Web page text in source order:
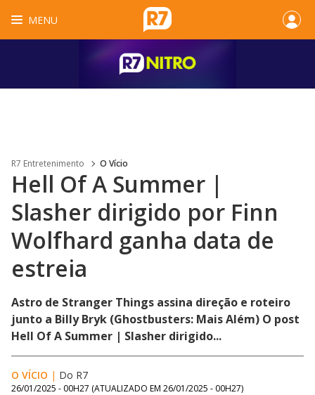
MENU
R7 Entretenimento O Vício
Hell Of A Summer |
Slasher dirigido por Finn
Wolfhard ganha data de
estreia
Astro de Stranger Things assina direção e roteiro
junto a Billy Bryk (Ghostbusters: Mais Além) O post
Hell Of A Summer | Slasher dirigido...
O VÍCIO | Do R7
26/01/2025 - 00H27 (ATUALIZADO EM 26/01/2025 - 00H27)